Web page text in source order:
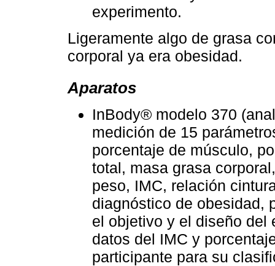
experimento.
Ligeramente algo de grasa
corporal ya era obesidad.
Aparatos
InBody® modelo 370
medición de 15
porcentaje de músculo,
total, masa grasa
peso, IMC, relación
diagnóstico de obesidad,
el objetivo y el diseño del
datos del IMC y
participante para su